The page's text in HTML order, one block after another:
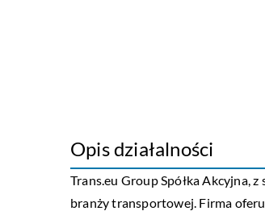
Opis działalności
Trans.eu Group Spółka Akcyjna,
branży transportowej. Firma